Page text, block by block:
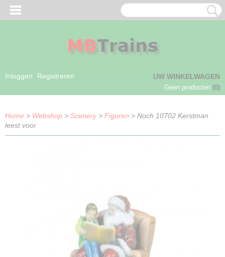
Inloggen Registreren UW WINKELWAGEN
Geen producten (0)
Home > Webshop > Scenery> Figuren > Noch 10702 Kerstman
leest voor